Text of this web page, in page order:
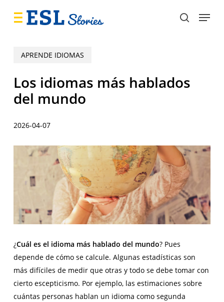
search
Menu
APRENDE IDIOMAS
Los idiomas más hablados
del mundo
2026-04-07
¿Cuál es el idioma más hablado del mundo? Pues
depende de cómo se calcule. Algunas estadísticas son
más difíciles de medir que otras y todo se debe tomar con
cierto escepticismo. Por ejemplo, las estimaciones sobre
cuántas personas hablan un idioma como segunda